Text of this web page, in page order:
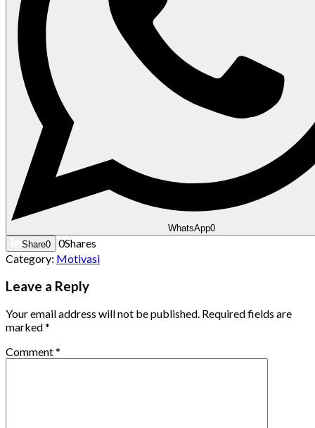
WhatsApp0
Share0 0Shares
Category: Motivasi
Leave a Reply
Your email address will not be published. Required fields are
marked*
Comment*